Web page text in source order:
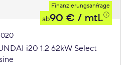
Finanzierungsanfrage
ab90 € / mtl.
i20 1.2 62kW Select